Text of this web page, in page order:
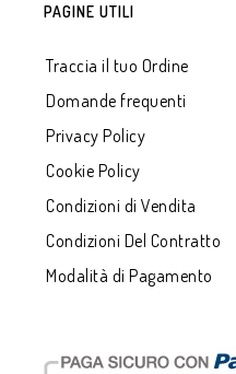
PAGINE UTILI
Traccia il tuo Ordine
Domande frequenti
Privacy Policy
Cookie Policy
Condizioni di Vendita
Condizioni Del Contratto
Modalità di Pagamento